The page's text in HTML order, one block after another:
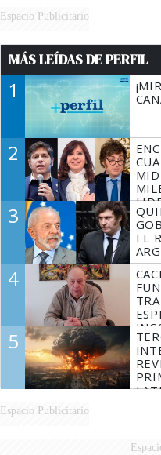
Espacio Publicitario
MÁS LEÍDAS DE PERFIL
1
2
3
EL
4
DE
5
Espacio Publicitario